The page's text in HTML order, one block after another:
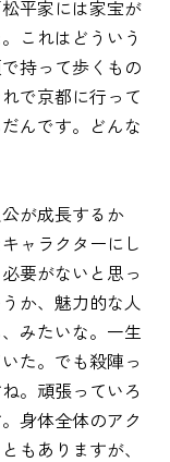
平家には家宝が
これはどういう
持って歩くもの
で京都に行って
んです。どんな
が成長するか
ャラクターにし
要がないと思っ
か、魅力的な人
みたいな。一生
た。でも殺陣っ
。頑張っていろ
身体全体のアク
もありますが、